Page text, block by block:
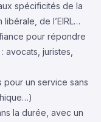
spécificités de la
de l’EIRL…
pour répondre
avocats, juristes,
un service sans
la durée, avec un